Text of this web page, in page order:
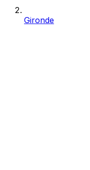
Gironde